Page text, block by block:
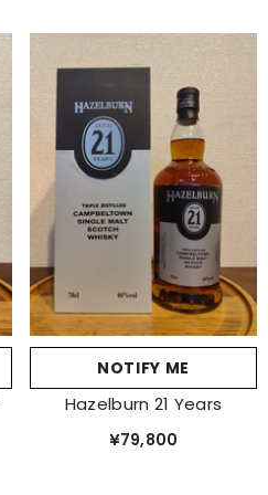
NOTIFY ME
Hazelburn 21 Years
¥79,800